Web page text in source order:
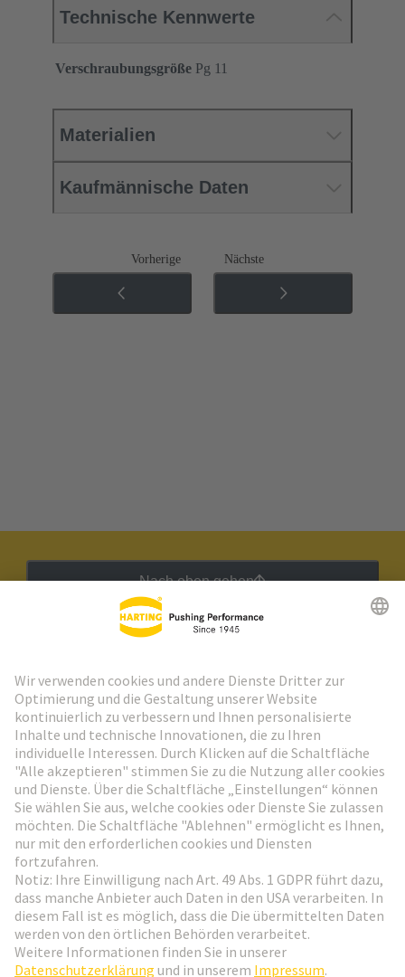
Technische Kennwerte
Verschraubungsgröße Pg 11
Materialien
Kaufmännische Daten
Vorherige Nächste
Nach oben gehen
Weiter zur Anmeldung
Social Media
Schweiz Deutsch